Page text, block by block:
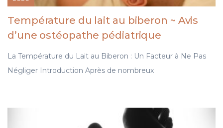
Température du lait au biberon ~ Avis
d’une ostéopathe pédiatrique
La Température du Lait au Biberon : Un Facteur à Ne Pas
Négliger Introduction Après de nombreux